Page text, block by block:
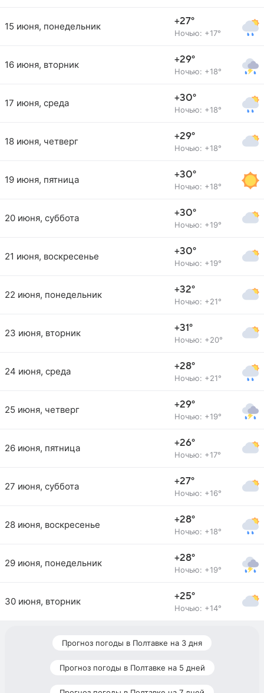
15 июня, понедельник +27°
Ночью: +17°
16 июня, вторник +29°
Ночью: +18°
17 июня, среда +30°
Ночью: +18°
18 июня, четверг +29°
Ночью: +18°
19 июня, пятница +30°
Ночью: +18°
20 июня, суббота +30°
Ночью: +19°
21 июня, воскресенье +30°
Ночью: +19°
22 июня, понедельник +32°
Ночью: +21°
23 июня, вторник +31°
Ночью: +20°
24 июня, среда +28°
Ночью: +21°
25 июня, четверг +29°
Ночью: +19°
26 июня, пятница +26°
Ночью: +17°
27 июня, суббота +27°
Ночью: +16°
28 июня, воскресенье +28°
Ночью: +18°
29 июня, понедельник +28°
Ночью: +19°
30 июня, вторник +25°
Ночью: +14°
Прогноз погоды в Полтавке на 3 дня
Прогноз погоды в Полтавке на 5 дней